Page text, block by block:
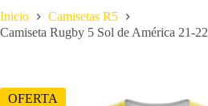
Inicio
Camisetas R5
Camiseta Rugby 5 Sol de América 21-22
OFERTA